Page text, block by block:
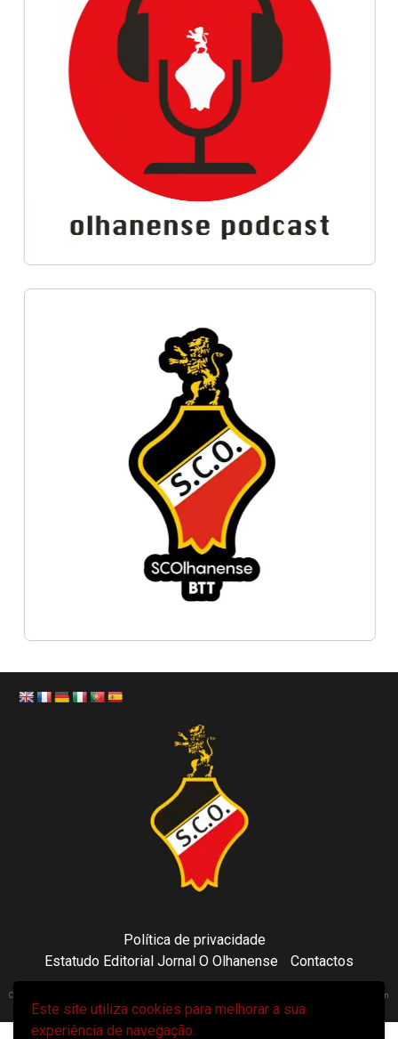
Este site utiliza cookies para melhorar a sua
experiência de navegação.
Política de privacidade
Estatudo Editorial Jornal O Olhanense
Contactos
Copyright 2021 © Sporting Clube Olhanense - All rights reserved | Adapted by Tecni24.com | Hosted on
ToonsDomain.com |Newspherepor AF themes.